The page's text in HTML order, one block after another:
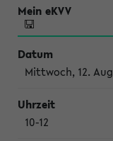
Mittwoch, 12.
10-12